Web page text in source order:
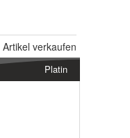
Artikel verkaufen
Platin